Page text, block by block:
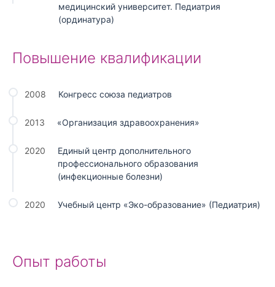
медицинский университет. Педиатрия
(ординатура)
Повышение квалификации
2008 Конгресс союза педиатров
2013 «Организация здравоохранения»
2020
Единый центр дополнительного
профессионального образования
(инфекционные болезни)
2020 Учебный центр «Эко-образование» (Педиатрия)
Опыт работы